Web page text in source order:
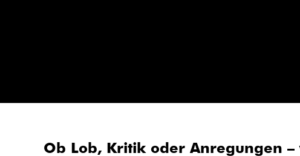
Ob Lob, Kritik oder Anregungen